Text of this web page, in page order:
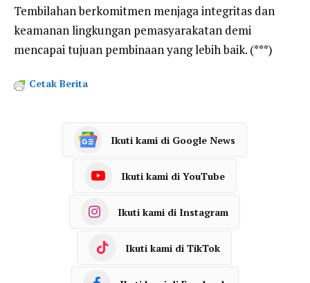
Tembilahan berkomitmen menjaga integritas dan
keamanan lingkungan pemasyarakatan demi
mencapai tujuan pembinaan yang lebih baik. (***)
Cetak Berita
Ikuti kami di Google News
Ikuti kami di YouTube
Ikuti kami di Instagram
Ikuti kami di TikTok